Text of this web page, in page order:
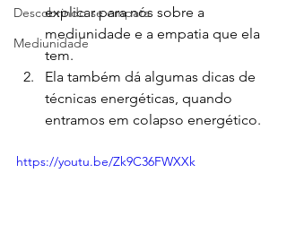
Descobrindo-se empata
Mediunidade
explicar para nós sobre a
mediunidade e a empatia que ela
tem.
Ela também dá algumas dicas de
técnicas energéticas, quando
entramos em colapso energético.
https://youtu.be/Zk9C36FWXXk